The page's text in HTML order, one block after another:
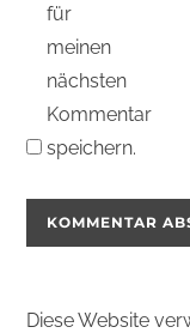
für
meinen
nächsten
Kommentar
speichern.
Diese Website